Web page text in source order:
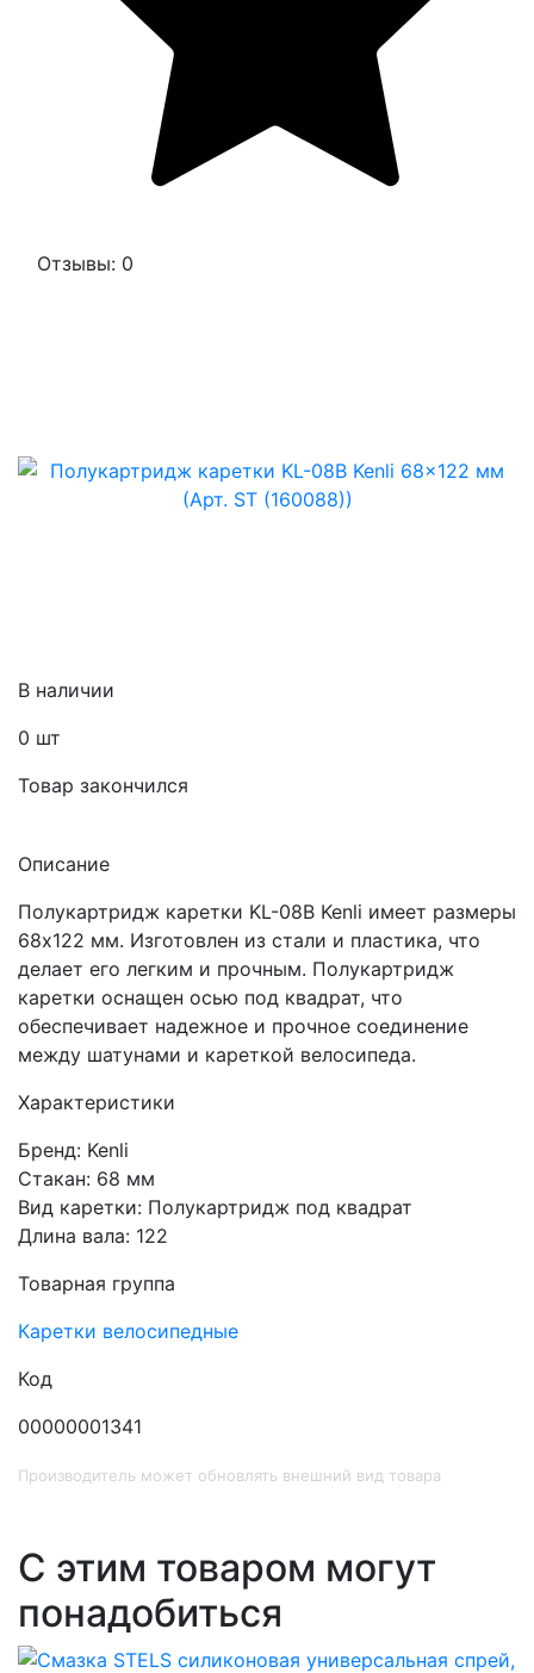
Отзывы: 0
В наличии
0 шт
Товар закончился
Описание
Полукартридж каретки KL-08B Kenli имеет размеры
68х122 мм. Изготовлен из стали и пластика, что
делает его легким и прочным. Полукартридж
каретки оснащен осью под квадрат, что
обеспечивает надежное и прочное соединение
между шатунами и кареткой велосипеда.
Характеристики
Бренд: Kenli
Стакан: 68 мм
Вид каретки: Полукартридж под квадрат
Длина вала: 122
Товарная группа
Каретки велосипедные
Код
00000001341
Производитель может обновлять внешний вид товара
С этим товаром могут
понадобиться